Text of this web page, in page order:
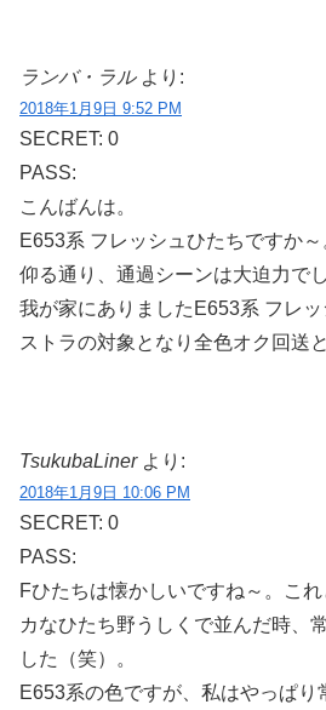
ランバ・ラル より:
2018年1月9日 9:52 PM
SECRET: 0
PASS:
こんばんは。
E653系 フレッシュひたちですか～
仰る通り、通過シーンは大迫力で
我が家にありましたE653系 フレ
ストラの対象となり全色オク回送
TsukubaLiner より:
2018年1月9日 10:06 PM
SECRET: 0
PASS:
Fひたちは懐かしいですね～。こ
カなひたち野うしくで並んだ時、
した（笑）。
E653系の色ですが、私はやっぱり